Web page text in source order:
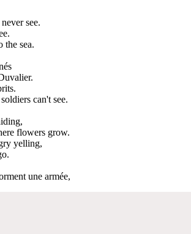
see.
the sea.
can't see.
flowers grow.
yelling,
une armée,